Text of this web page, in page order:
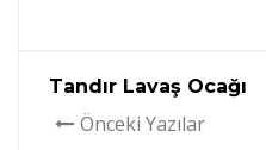
Tandır Lavaş Ocağı
Önceki Yazılar